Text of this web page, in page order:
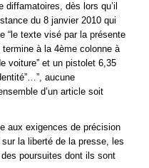
dès lors qu’il
du 8 janvier 2010 qui
“le texte visé par la présente
à la 4ème colonne à
voiture” et un pistolet 6,35
aucune
d’un article soit
aux exigences de précision
la liberté de la presse, les
poursuites dont ils sont